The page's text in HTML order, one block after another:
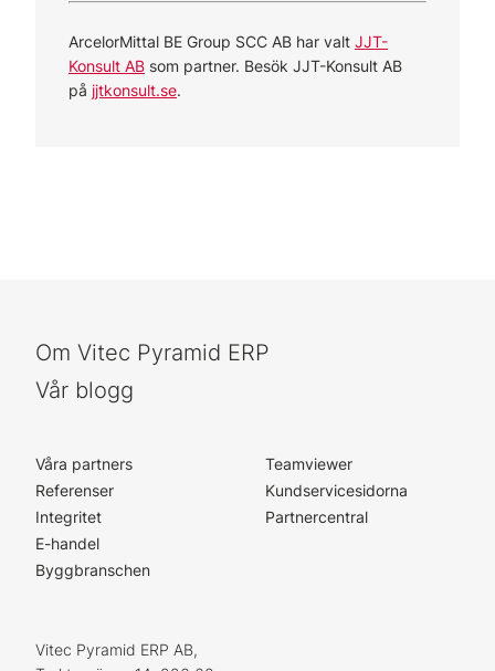
ArcelorMittal BE Group SCC AB har valt JJT-
Konsult AB som partner. Besök JJT-Konsult AB
på jjtkonsult.se.
Om Vitec Pyramid ERP
Vår blogg
Våra partners
Referenser
Integritet
E-handel
Byggbranschen
Teamviewer
Kundservicesidorna
Partnercentral
Vitec Pyramid ERP AB,